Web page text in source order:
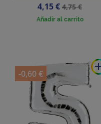
Precio
4,15 €Precio
base
4,75 €
Añadir al carrito
-0,60 €